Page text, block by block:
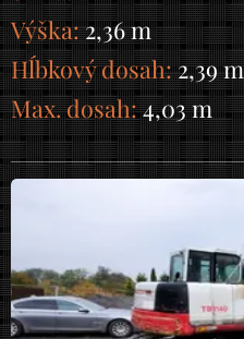
Výška:2,36 m
Hĺbkový dosah:2,39 m
Max. dosah:4,03 m